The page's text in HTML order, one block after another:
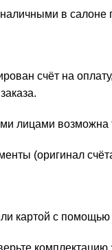
в
счёт на
лицами возможна
(оригинал
картой с